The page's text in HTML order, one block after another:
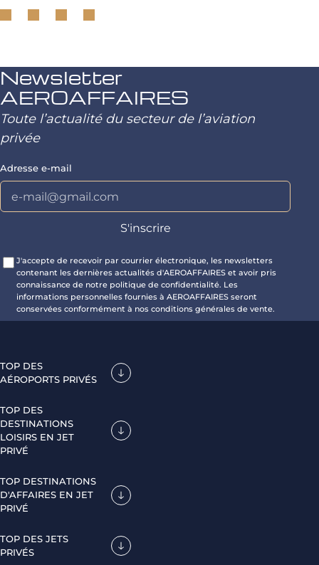
Newsletter
AEROAFFAIRES
Toute l’actualité du secteur de l’aviation
privée
Adresse e-mail
J'accepte de recevoir par courrier électronique, les newsletters
contenant les dernières actualités d'AEROAFFAIRES et avoir pris
connaissance de notre politique de confidentialité. Les
informations personnelles fournies à AEROAFFAIRES seront
conservées conformément à nos conditions générales de vente.
TOP DES
AÉROPORTS PRIVÉS
TOP DES
DESTINATIONS
LOISIRS EN JET
PRIVÉ
TOP DESTINATIONS
D'AFFAIRES EN JET
PRIVÉ
TOP DES JETS
PRIVÉS